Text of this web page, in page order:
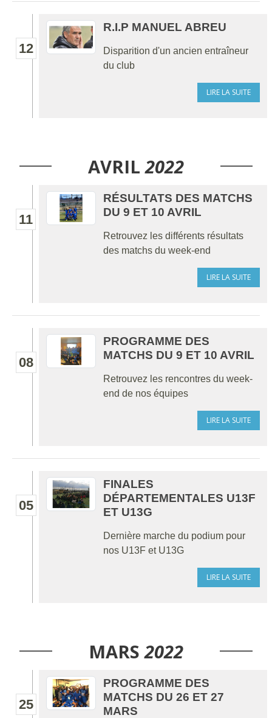
12
R.I.P MANUEL ABREU
Disparition d'un ancien entraîneur
du club
LIRE LA SUITE
AVRIL 2022
11
RÉSULTATS DES MATCHS
DU 9 ET 10 AVRIL
Retrouvez les différents résultats
des matchs du week-end
LIRE LA SUITE
08
PROGRAMME DES
MATCHS DU 9 ET 10 AVRIL
Retrouvez les rencontres du week-
end de nos équipes
LIRE LA SUITE
05
FINALES
DÉPARTEMENTALES U13F
ET U13G
Dernière marche du podium pour
nos U13F et U13G
LIRE LA SUITE
MARS 2022
25
PROGRAMME DES
MATCHS DU 26 ET 27
MARS